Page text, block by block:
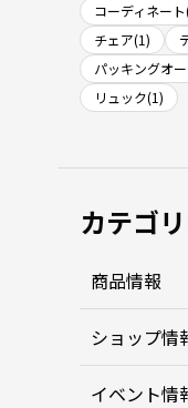
コーディネー
チェア(1)
パッキングオ
リュック(1)
カテゴ
商品情報
ショップ情
イベント情